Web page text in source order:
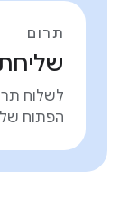
תרום
לשלוח
הפתוח של Android.